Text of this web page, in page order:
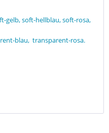
gelb, soft-hellblau, soft-rosa,
blau, transparent-rosa.